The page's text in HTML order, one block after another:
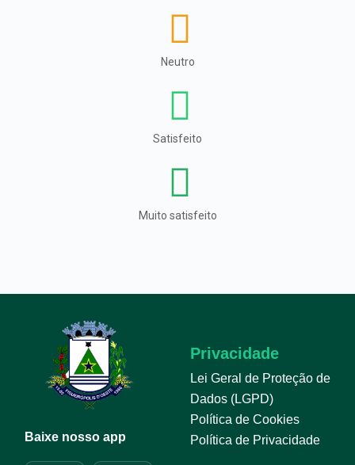
Neutro
Satisfeito
Muito satisfeito
Baixe nosso app
Privacidade
Lei Geral de Proteção de
Dados (LGPD)
Política de Cookies
Política de Privacidade